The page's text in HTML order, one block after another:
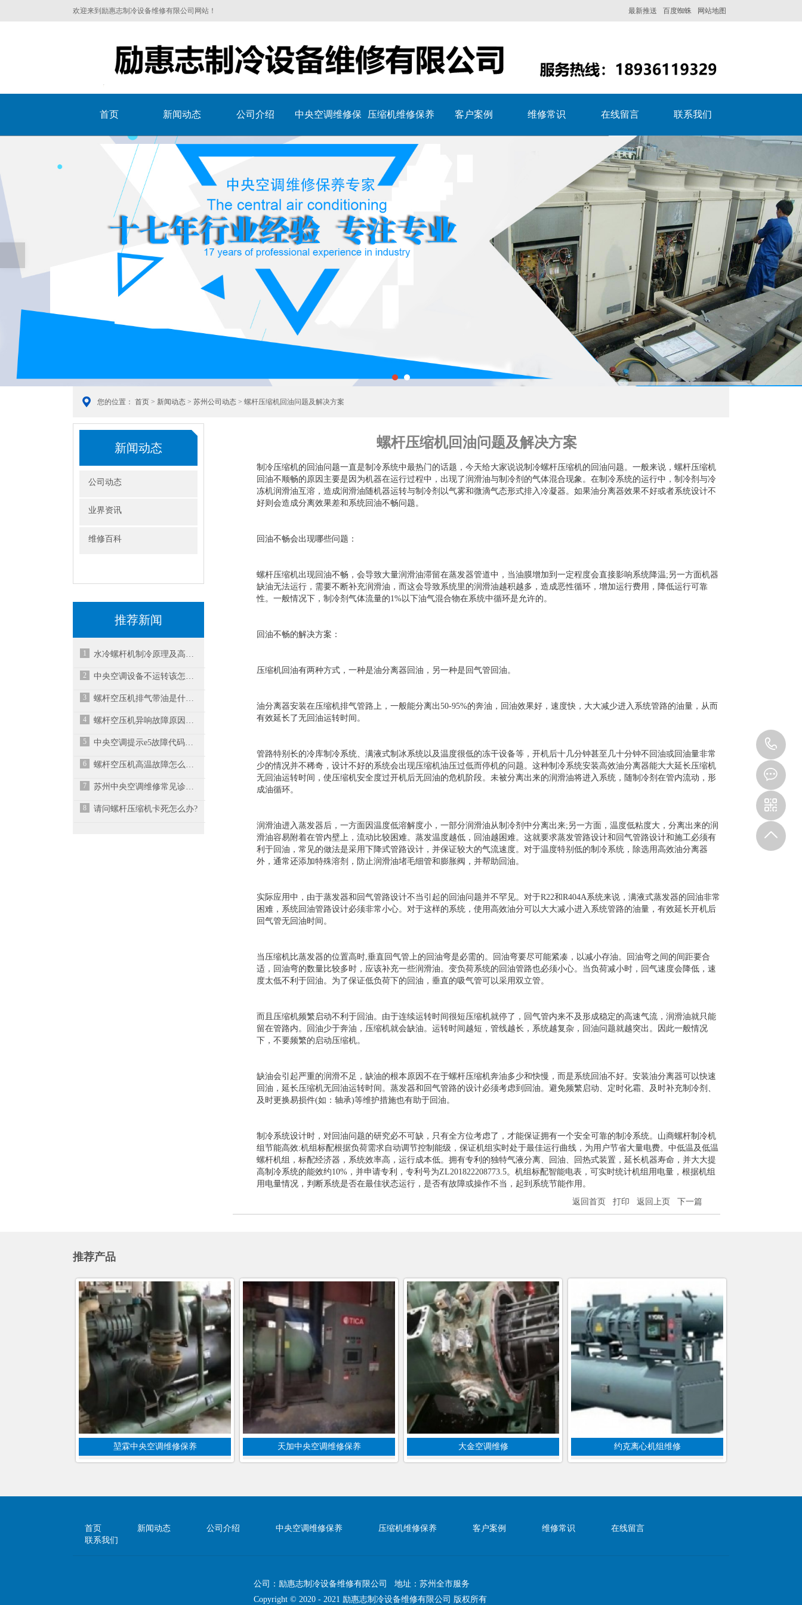
欢迎来到励惠志制冷设备维修有限公司网站！ 网站地图
百度蜘蛛
最新推送
首页 新闻动态 公司介绍 中央空调维修保
养
压缩机维修保养 客户案例 维修常识 在线留言 联系我们
您的位置： 首页 > 新闻动态 > 苏州公司动态 > 螺杆压缩机回油问题及解决方案
新闻动态
公司动态
业界资讯
维修百科
推荐新闻
1 水冷螺杆机制冷原理及高低压故障处理方法
2 中央空调设备不运转该怎么处理?
3 螺杆空压机排气带油是什么原因？
4 螺杆空压机异响故障原因与解决方案之二
5 中央空调提示e5故障代码，空调不工作，不启动怎么解决？
6 螺杆空压机高温故障怎么解决？
7 苏州中央空调维修常见诊断故障的方法
8 请问螺杆压缩机卡死怎么办?
螺杆压缩机回油问题及解决方案
制冷压缩机的回油问题一直是制冷系统中最热门的话题，今天给大家说说制冷螺杆压缩机的回油问题。一般来说，螺杆压缩机
回油不顺畅的原因主要是因为机器在运行过程中，出现了润滑油与制冷剂的气体混合现象。在制冷系统的运行中，制冷剂与冷
冻机润滑油互溶，造成润滑油随机器运转与制冷剂以气雾和微滴气态形式排入冷凝器。如果油分离器效果不好或者系统设计不
好则会造成分离效果差和系统回油不畅问题。
回油不畅会出现哪些问题：
螺杆压缩机出现回油不畅，会导致大量润滑油滞留在蒸发器管道中，当油膜增加到一定程度会直接影响系统降温;另一方面机器
缺油无法运行，需要不断补充润滑油，而这会导致系统里的润滑油越积越多，造成恶性循环，增加运行费用，降低运行可靠
性。一般情况下，制冷剂气体流量的1%以下油气混合物在系统中循环是允许的。
回油不畅的解决方案：
压缩机回油有两种方式，一种是油分离器回油，另一种是回气管回油。
油分离器安装在压缩机排气管路上，一般能分离出50-95%的奔油，回油效果好，速度快，大大减少进入系统管路的油量，从而
有效延长了无回油运转时间。
管路特别长的冷库制冷系统、满液式制冰系统以及温度很低的冻干设备等，开机后十几分钟甚至几十分钟不回油或回油量非常
少的情况并不稀奇，设计不好的系统会出现压缩机油压过低而停机的问题。这种制冷系统安装高效油分离器能大大延长压缩机
无回油运转时间，使压缩机安全度过开机后无回油的危机阶段。未被分离出来的润滑油将进入系统，随制冷剂在管内流动，形
成油循环。
润滑油进入蒸发器后，一方面因温度低溶解度小，一部分润滑油从制冷剂中分离出来;另一方面，温度低粘度大，分离出来的润
滑油容易附着在管内壁上，流动比较困难。蒸发温度越低，回油越困难。这就要求蒸发管路设计和回气管路设计和施工必须有
利于回油，常见的做法是采用下降式管路设计，并保证较大的气流速度。对于温度特别低的制冷系统，除选用高效油分离器
外，通常还添加特殊溶剂，防止润滑油堵毛细管和膨胀阀，并帮助回油。
实际应用中，由于蒸发器和回气管路设计不当引起的回油问题并不罕见。对于R22和R404A系统来说，满液式蒸发器的回油非常
困难，系统回油管路设计必须非常小心。对于这样的系统，使用高效油分可以大大减小进入系统管路的油量，有效延长开机后
回气管无回油时间。
当压缩机比蒸发器的位置高时,垂直回气管上的回油弯是必需的。回油弯要尽可能紧凑，以减小存油。回油弯之间的间距要合
适，回油弯的数量比较多时，应该补充一些润滑油。变负荷系统的回油管路也必须小心。当负荷减小时，回气速度会降低，速
度太低不利于回油。为了保证低负荷下的回油，垂直的吸气管可以采用双立管。
而且压缩机频繁启动不利于回油。由于连续运转时间很短压缩机就停了，回气管内来不及形成稳定的高速气流，润滑油就只能
留在管路内。回油少于奔油，压缩机就会缺油。运转时间越短，管线越长，系统越复杂，回油问题就越突出。因此一般情况
下，不要频繁的启动压缩机。
缺油会引起严重的润滑不足，缺油的根本原因不在于螺杆压缩机奔油多少和快慢，而是系统回油不好。安装油分离器可以快速
回油，延长压缩机无回油运转时间。蒸发器和回气管路的设计必须考虑到回油。避免频繁启动、定时化霜、及时补充制冷剂、
及时更换易损件(如：轴承)等维护措施也有助于回油。
制冷系统设计时，对回油问题的研究必不可缺，只有全方位考虑了，才能保证拥有一个安全可靠的制冷系统。山商螺杆制冷机
组节能高效:机组标配根据负荷需求自动调节控制能级，保证机组实时处于最佳运行曲线，为用户节省大量电费。中低温及低温
螺杆机组，标配经济器，系统效率高，运行成本低。拥有专利的独特气液分离、回油、回热式装置，延长机器寿命，并大大提
高制冷系统的能效约10%，并申请专利，专利号为ZL201822208773.5。机组标配智能电表，可实时统计机组用电量，根据机组
用电量情况，判断系统是否在最佳状态运行，是否有故障或操作不当，起到系统节能作用。
返回首页
打印 返回上页 下一篇
推荐产品
堃霖中央空调维修保养 天加中央空调维修保养 大金空调维修 约克离心机组维修
首页 新闻动态 公司介绍 中央空调维修保养 压缩机维修保养 客户案例 维修常识
在线留言
联系我们
公司：励惠志制冷设备维修有限公司 地址：苏州全市服务
Copyright © 2020 - 2021 励惠志制冷设备维修有限公司 版权所有